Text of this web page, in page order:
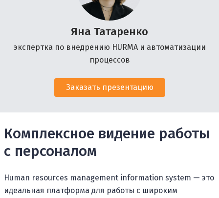
Яна Татаренко
экспертка по внедрению HURMA и автоматизации
процессов
Заказать презентацию
Комплексное видение работы
с персоналом
Human resources management information system — это
идеальная платформа для работы с широким